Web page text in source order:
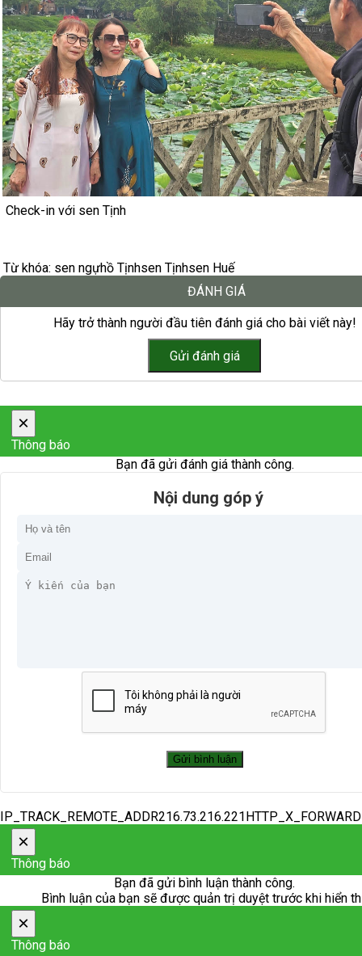
Check-in với sen Tịnh
Từ khóa: sen ngựhồ Tịnhsen Tịnhsen Huế
ĐÁNH GIÁ
Hãy trở thành người đầu tiên đánh giá cho bài viết này!
×
Thông báo
Bạn đã gửi đánh giá thành công.
Nội dung góp ý
×
Thông báo
Bạn đã gửi bình luận thành công.
Bình luận của bạn sẽ được quản trị duyệt trước khi hiển
×
Thông báo